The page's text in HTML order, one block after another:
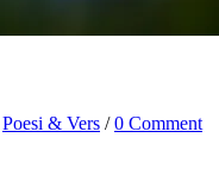
Poesi & Vers /0 Comment